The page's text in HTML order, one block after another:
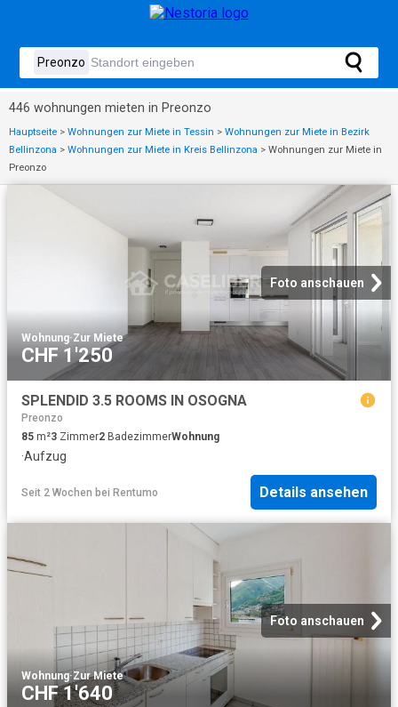
446 wohnungen mieten in Preonzo
Hauptseite > Wohnungen zur Miete in Tessin > Wohnungen zur Miete in Bezirk
Bellinzona > Wohnungen zur Miete in Kreis Bellinzona > Wohnungen zur Miete in
Preonzo
Foto anschauen
Wohnung·Zur Miete
CHF 1'250
SPLENDID 3.5 ROOMS IN OSOGNA
Preonzo
85 m²3 Zimmer2 BadezimmerWohnung
·Aufzug
Seit 2 Wochen bei Rentumo Details ansehen
Foto anschauen
Wohnung·Zur Miete
CHF 1'640